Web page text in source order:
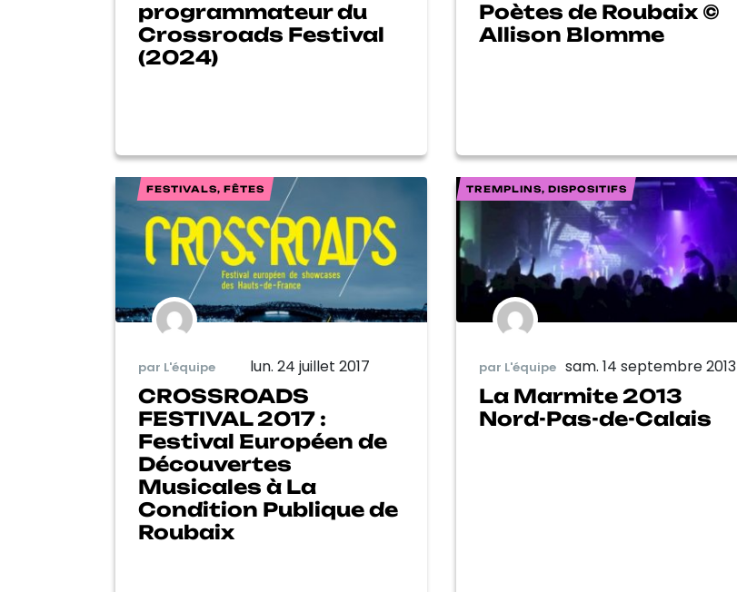
programmateur du
Crossroads Festival
(2024)
Poètes de Roubaix ©
Allison Blomme
FESTIVALS, FÊTES
par L'équipe lun. 24 juillet 2017
CROSSROADS
FESTIVAL 2017 :
Festival Européen de
Découvertes
Musicales à La
Condition Publique de
Roubaix
TREMPLINS, DISPOSITIFS
par L'équipe sam. 14 septembre 2013
La Marmite 2013
Nord-Pas-de-Calais